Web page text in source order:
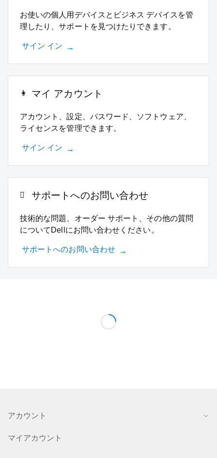
お使いの個人用デバイスとビジネス デバイスを管
理したり、サポートを見つけたりできます。
サイン イン
マイ アカウント
アカウント、設定、パスワード、ソフトウェア、
ライセンスを管理できます。
サイン イン
サポートへのお問い合わせ
技術的な問題、オーダー サポート、その他の質問
についてDellにお問い合わせください。
サポートへのお問い合わせ
アカウント
マイアカウント